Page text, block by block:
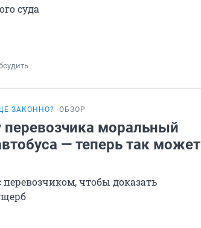
суда
ЗАКОННО? ОБЗОР
перевозчика моральный
— теперь так может
чтобы доказать